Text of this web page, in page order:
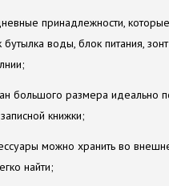
принадлежности,
бутылка воды, блок питания,
большого размера идеально
книжки;
можно хранить во
найти;